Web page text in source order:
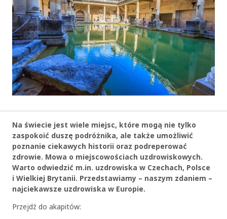
Na świecie jest wiele miejsc, które mogą nie tylko
zaspokoić duszę podróżnika, ale także umożliwić
poznanie ciekawych historii oraz podreperować
zdrowie. Mowa o miejscowościach uzdrowiskowych.
Warto odwiedzić m.in. uzdrowiska w Czechach, Polsce
i Wielkiej Brytanii. Przedstawiamy – naszym zdaniem –
najciekawsze uzdrowiska w Europie.
Przejdź do akapitów: